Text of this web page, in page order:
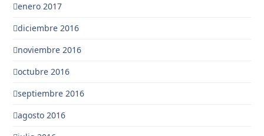
enero 2017
diciembre 2016
noviembre 2016
octubre 2016
septiembre 2016
agosto 2016